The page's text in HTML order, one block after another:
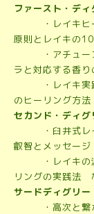
ファースト・デ
・レイキ
原則とレイキの
・アチューン
ラと対応する香り
・レイキ実践
のヒーリング方
セカンド・ディ
・臼井式
叡智とメッセー
・レイキの波
リングの実践法
サードディグリ
・高次と